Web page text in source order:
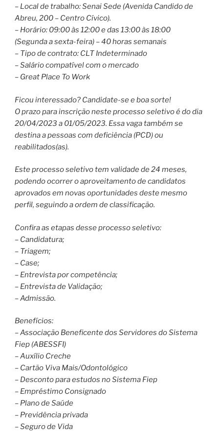
– Local de trabalho: Senai Sede (Avenida Candido de
Abreu, 200 – Centro Cívico).
– Horário: 09:00 às 12:00 e das 13:00 às 18:00
(Segunda a sexta-feira) – 40 horas semanais
– Tipo de contrato: CLT Indeterminado
– Salário compatível com o mercado
– Great Place To Work
Ficou interessado? Candidate-se e boa sorte!
O prazo para inscrição neste processo seletivo é do dia
20/04/2023 a 01/05/2023. Essa vaga também se
destina a pessoas com deficiência (PCD) ou
reabilitados(as).
Este processo seletivo tem validade de 24 meses,
podendo ocorrer o aproveitamento de candidatos
aprovados em novas oportunidades deste mesmo
perfil, seguindo a ordem de classificação.
Confira as etapas desse processo seletivo:
– Candidatura;
– Triagem;
– Case;
– Entrevista por competência;
– Entrevista de Validação;
– Admissão.
Benefícios:
– Associação Beneficente dos Servidores do Sistema
Fiep (ABESSFI)
– Auxílio Creche
– Cartão Viva Mais/Odontológico
– Desconto para estudos no Sistema Fiep
– Empréstimo Consignado
– Plano de Saúde
– Previdência privada
– Seguro de Vida